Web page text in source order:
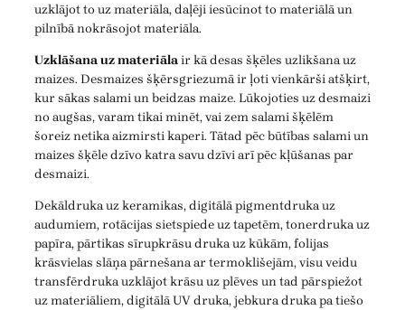
uzklājot to uz materiāla, daļēji iesūcinot to materiālā un
pilnībā nokrāsojot materiāla.
Uzklāšana uz materiālair kā desas šķēles uzlikšana uz
maizes. Desmaizes šķērsgriezumā ir ļoti vienkārši atšķirt,
kur sākas salami un beidzas maize. Lūkojoties uz desmaizi
no augšas, varam tikai minēt, vai zem salami šķēlēm
šoreiz netika aizmirsti kaperi. Tātad pēc būtības salami un
maizes šķēle dzīvo katra savu dzīvi arī pēc kļūšanas par
desmaizi.
Dekāldruka uz keramikas, digitālā pigmentdruka uz
audumiem, rotācijas sietspiede uz tapetēm, tonerdruka uz
papīra, pārtikas sīrupkrāsu druka uz kūkām, folijas
krāsvielas slāņa pārnešana ar termoklišejām, visu veidu
transfērdruka uzklājot krāsu uz plēves un tad pārspiežot
uz materiāliem, digitālā UV druka, jebkura druka pa tiešo